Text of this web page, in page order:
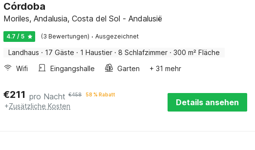
Córdoba
Moriles, Andalusia, Costa del Sol - Andalusië
4.7 / 5 (3 Bewertungen) · Ausgezeichnet
Landhaus · 17 Gäste · 1 Haustier · 8 Schlafzimmer · 300 m² Fläche
Wifi
Eingangshalle Garten + 31 mehr
€211 pro Nacht €458 58 % Rabatt
+Zusätzliche Kosten Details ansehen